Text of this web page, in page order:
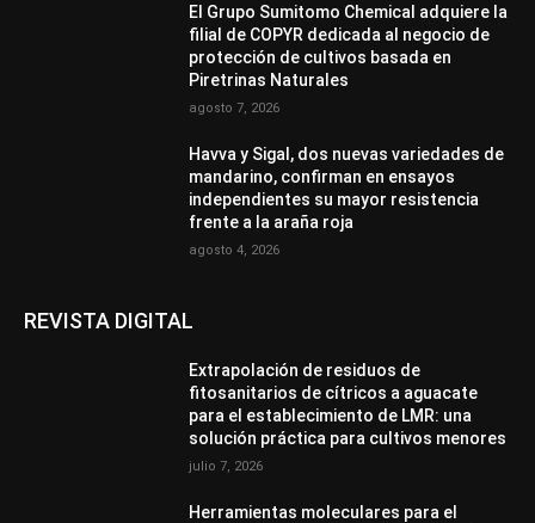
El Grupo Sumitomo Chemical adquiere la
filial de COPYR dedicada al negocio de
protección de cultivos basada en
Piretrinas Naturales
agosto 7, 2026
Havva y Sigal, dos nuevas variedades de
mandarino, confirman en ensayos
independientes su mayor resistencia
frente a la araña roja
agosto 4, 2026
REVISTA DIGITAL
Extrapolación de residuos de
fitosanitarios de cítricos a aguacate
para el establecimiento de LMR: una
solución práctica para cultivos menores
julio 7, 2026
Herramientas moleculares para el